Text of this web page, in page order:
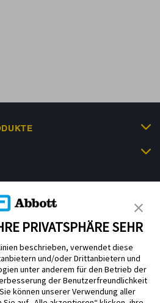
Datenschutzerklärung
PRIVATSPHÄRE SEHR
beschrieben, verwendet diese
und/oder Drittanbietern und
unter anderem für den Betrieb der
der Benutzerfreundlichkeit
können unserer Verwendung aller